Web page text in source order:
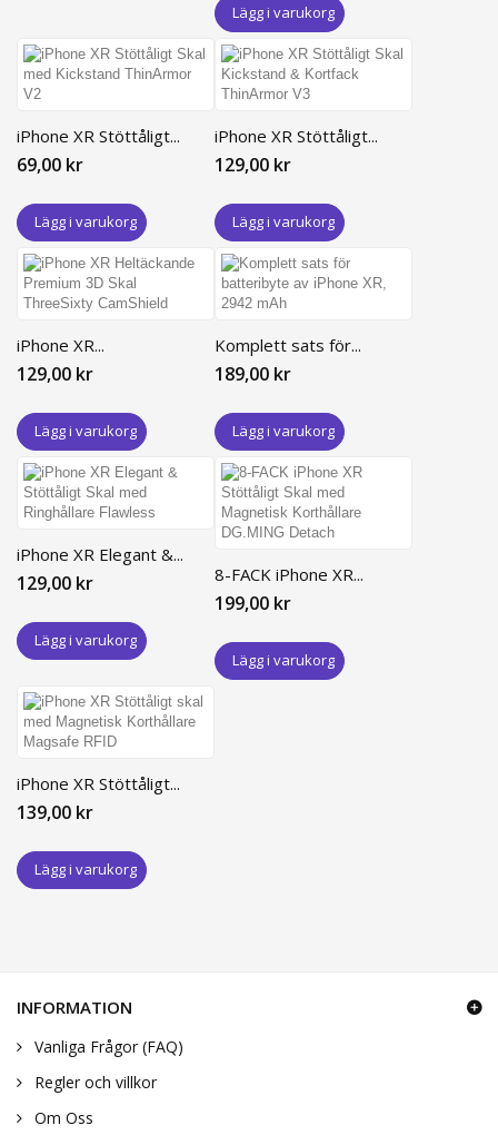
Lägg i varukorg
iPhone XR Stöttåligt...
69,00 kr
Lägg i varukorg
iPhone XR Stöttåligt...
129,00 kr
Lägg i varukorg
iPhone XR...
129,00 kr
Lägg i varukorg
Komplett sats för...
189,00 kr
Lägg i varukorg
iPhone XR Elegant &...
129,00 kr
Lägg i varukorg
8-FACK iPhone XR...
199,00 kr
Lägg i varukorg
iPhone XR Stöttåligt...
139,00 kr
Lägg i varukorg
INFORMATION
Vanliga Frågor (FAQ)
Regler och villkor
Om Oss